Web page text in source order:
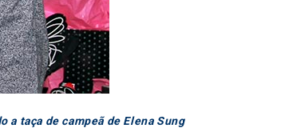
taça de campeã de Elena Sung